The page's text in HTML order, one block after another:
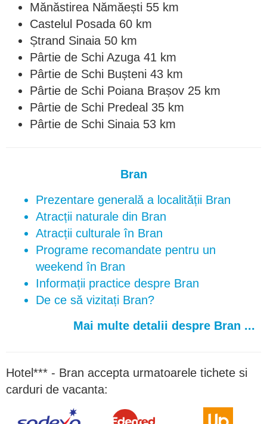
Mănăstirea Nămăești 55 km
Castelul Posada 60 km
Ștrand Sinaia 50 km
Pârtie de Schi Azuga 41 km
Pârtie de Schi Bușteni 43 km
Pârtie de Schi Poiana Brașov 25 km
Pârtie de Schi Predeal 35 km
Pârtie de Schi Sinaia 53 km
Bran
Prezentare generală a localității Bran
Atracții naturale din Bran
Atracții culturale în Bran
Programe recomandate pentru un
weekend în Bran
Informații practice despre Bran
De ce să vizitați Bran?
Mai multe detalii despre Bran ...
Hotel*** - Bran accepta urmatoarele tichete si
carduri de vacanta: